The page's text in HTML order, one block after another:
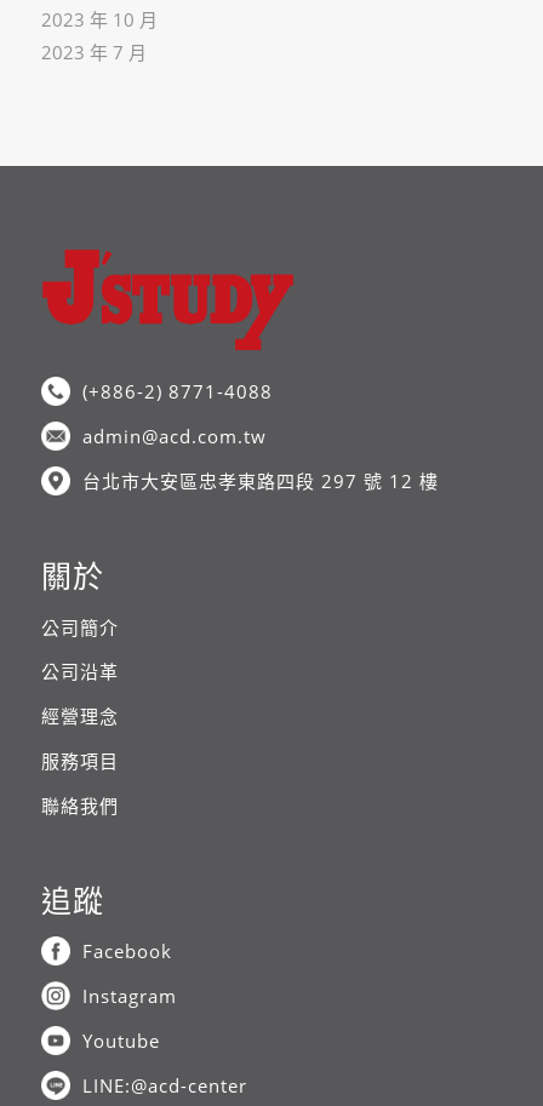
2023 年 10 月
2023 年 7 月
(+886-2) 8771-4088
admin@acd.com.tw
台北市大安區忠孝東路四段 297 號 12 樓
關於
公司簡介
公司沿革
經營理念
服務項目
聯絡我們
追蹤
Facebook
Instagram
Youtube
LINE:@acd-center